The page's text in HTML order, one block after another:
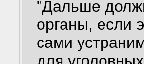
"Дальше
органы, если
сами